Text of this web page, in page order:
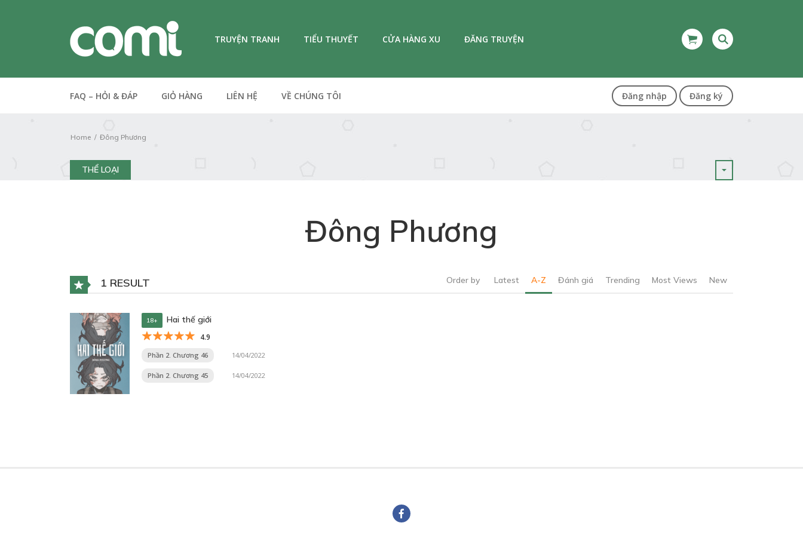
TRUYỆN TRANH TIỂU THUYẾT CỬA HÀNG XU ĐĂNG TRUYỆN
FAQ – HỎI & ĐÁP GIỎ HÀNG LIÊN HỆ VỀ CHÚNG TÔI Đăng nhập Đăng ký
Home Đông Phương
THỂ LOẠI
Đông Phương
1 RESULT Order by Latest A-Z Đánh giá Trending Most Views New
18+ Hai thế giới
4.9
Phần 2. Chương 46 14/04/2022
Phần 2. Chương 45 14/04/2022